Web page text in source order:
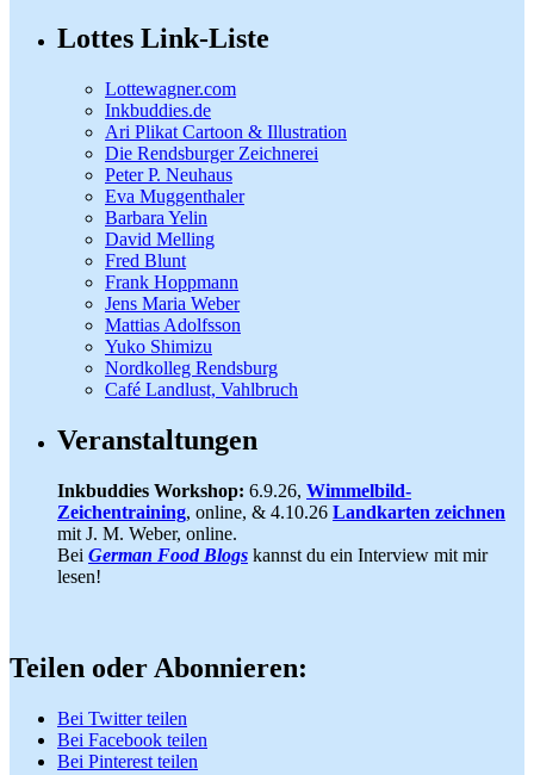
Lottes Link-Liste
Lottewagner.com
Inkbuddies.de
Ari Plikat Cartoon & Illustration
Die Rendsburger Zeichnerei
Peter P. Neuhaus
Eva Muggenthaler
Barbara Yelin
David Melling
Fred Blunt
Frank Hoppmann
Jens Maria Weber
Mattias Adolfsson
Yuko Shimizu
Nordkolleg Rendsburg
Café Landlust, Vahlbruch
Veranstaltungen
Inkbuddies Workshop: 6.9.26, Wimmelbild-
Zeichentraining, online, & 4.10.26 Landkarten zeichnen
mit J. M. Weber, online.
Bei German Food Blogs kannst du ein Interview mit mir
lesen!
Teilen oder Abonnieren:
Bei Twitter teilen
Bei Facebook teilen
Bei Pinterest teilen